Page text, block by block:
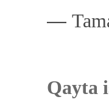
―
Qayta